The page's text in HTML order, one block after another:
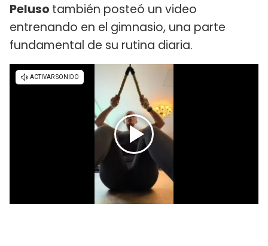
Peluso también posteó un video
entrenando en el gimnasio, una parte
fundamental de su rutina diaria.